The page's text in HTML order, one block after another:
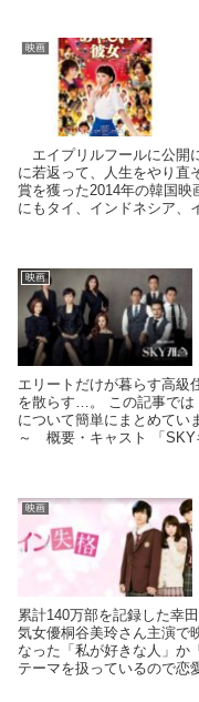
映画
エイプリルフールに公開
に若返って、人生をやり
賞を獲った2014年の韓国
にもタイ、インドネシア、
映画
エリートだけが暮らす高級
を散らす…。 この記事では
について簡単にまとめてい
～ 概要・キャスト 「SKY
映画
累計140万部を記録した幸
気女優桐谷美玲さん主演で
なった「私が好きな人」か
テーマを扱っているので恋